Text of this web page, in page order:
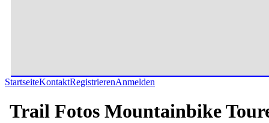
StartseiteKontaktRegistrierenAnmelden
Trail Fotos Mountainbike